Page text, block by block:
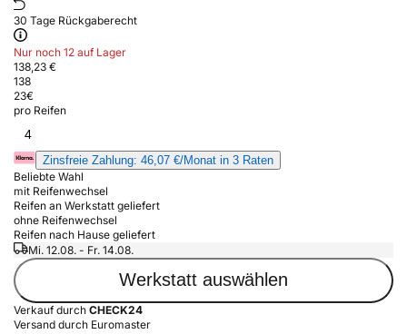
30 Tage Rückgaberecht
Nur noch 12 auf Lager
138,23 €
138
23€
pro Reifen
4
Zinsfreie Zahlung: 46,07 €/Monat in 3 Raten
Beliebte Wahl
mit Reifenwechsel
Reifen an Werkstatt geliefert
ohne Reifenwechsel
Reifen nach Hause geliefert
Mi. 12.08. - Fr. 14.08.
Werkstatt auswählen
Verkauf durch CHECK24
Versand durch Euromaster